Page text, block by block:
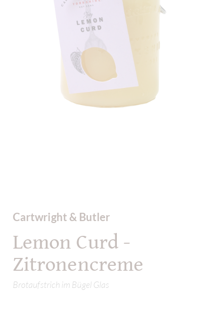
Cartwright & Butler
Lemon Curd -
Zitronencreme
Brotaufstrich im Bügel Glas